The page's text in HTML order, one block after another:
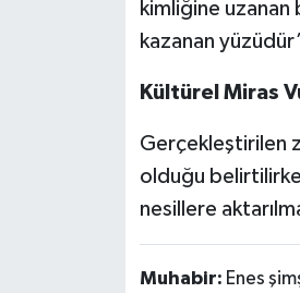
kimliğine uzanan
kazanan
Kültürel Miras
Gerçekleştirilen
olduğu
nesillere
Muhabir: Enes